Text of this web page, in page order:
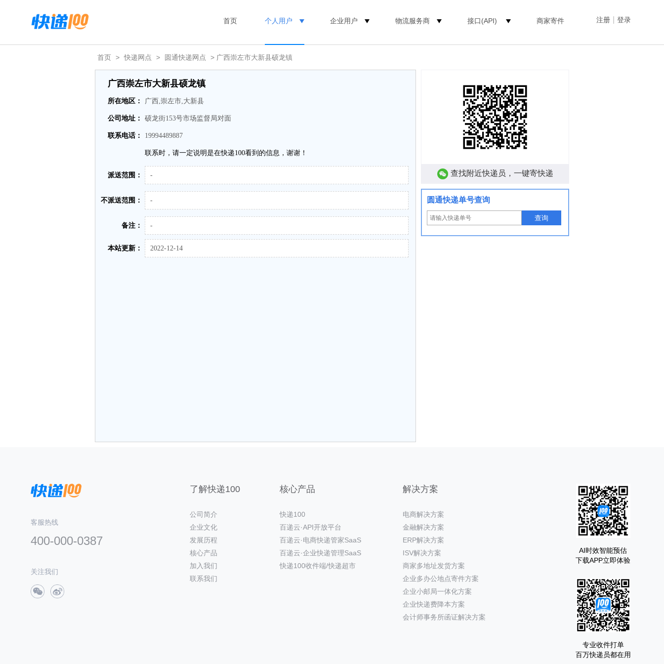
注册 登录
首页 个人用户 企业用户 物流服务商 接口(API) 商家寄件
首页 > 快递网点 > 圆通快递网点 > 广西崇左市大新县硕龙镇
广西崇左市大新县硕龙镇
所在地区： 广西,崇左市,大新县
公司地址： 硕龙街153号市场监督局对面
联系电话： 19994489887
联系时，请一定说明是在快递100看到的信息，谢谢！
派送范围： -
不派送范围： -
备注： -
本站更新： 2022-12-14
查找附近快递员，一键寄快递
圆通快递单号查询
查询
客服热线
400-000-0387
关注我们
了解快递100
公司简介
企业文化
发展历程
核心产品
加入我们
联系我们
核心产品
快递100
百递云·API开放平台
百递云·电商快递管家SaaS
百递云·企业快递管理SaaS
快递100收件端/快递超市
解决方案
电商解决方案
金融解决方案
ERP解决方案
ISV解决方案
商家多地址发货方案
企业多办公地点寄件方案
企业小邮局一体化方案
企业快递费降本方案
会计师事务所函证解决方案
AI时效智能预估
下载APP立即体验
专业收件打单
百万快递员都在用